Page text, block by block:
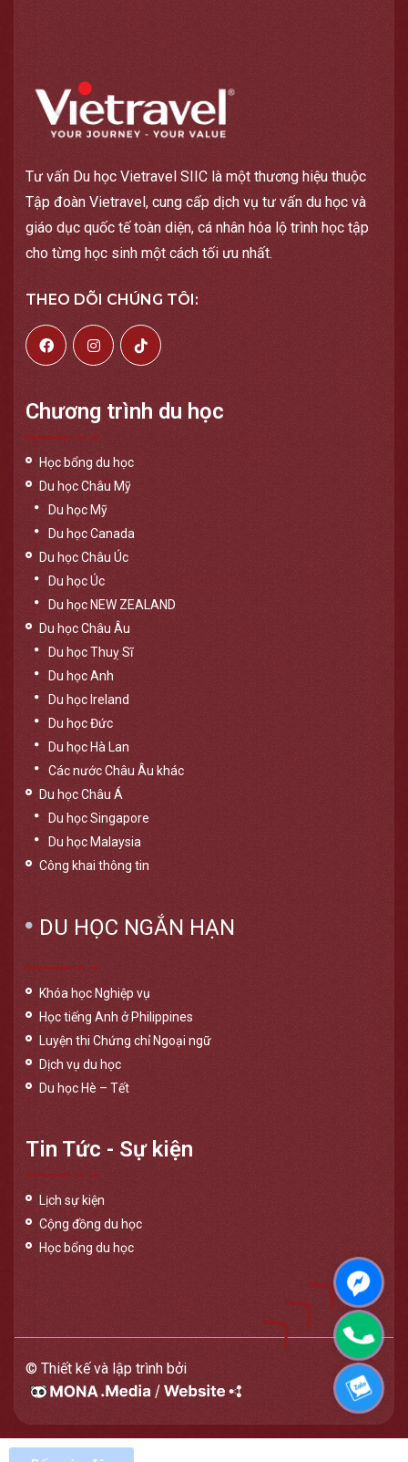
Tư vấn Du học Vietravel SIIC là một thương hiệu thuộc
Tập đoàn Vietravel, cung cấp dịch vụ tư vấn du học và
giáo dục quốc tế toàn diện, cá nhân hóa lộ trình học tập
cho từng học sinh một cách tối ưu nhất.
THEO DÕI CHÚNG TÔI:
Chương trình du học
Học bổng du học
Du học Châu Mỹ
Du học Mỹ
Du học Canada
Du học Châu Úc
Du học Úc
Du học NEW ZEALAND
Du học Châu Âu
Du học Thuỵ Sĩ
Du học Anh
Du học Ireland
Du học Đức
Du học Hà Lan
Các nước Châu Âu khác
Du học Châu Á
Du học Singapore
Du học Malaysia
Công khai thông tin
DU HỌC NGẮN HẠN
Khóa học Nghiệp vụ
Học tiếng Anh ở Philippines
Luyện thi Chứng chỉ Ngoại ngữ
Dịch vụ du học
Du học Hè – Tết
Tin Tức - Sự kiện
Lịch sự kiện
Cộng đồng du học
Học bổng du học
© Thiết kế và lập trình bởi
Phone
Zalo